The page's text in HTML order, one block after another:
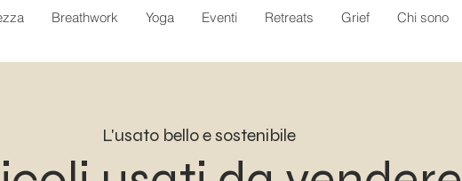
Breathwork Yoga Eventi Retreats Grief Chi sono
L'usato bello e sostenibile